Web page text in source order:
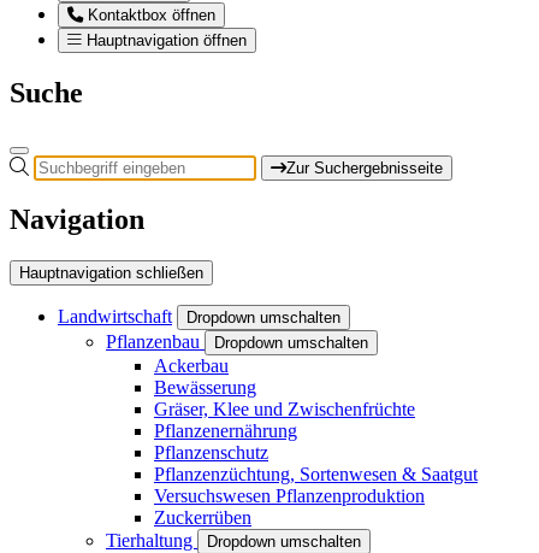
Kontaktbox öffnen
Hauptnavigation öffnen
Suche
Zur Suchergebnisseite
Navigation
Hauptnavigation schließen
Landwirtschaft Dropdown umschalten
Pflanzenbau Dropdown umschalten
Ackerbau
Bewässerung
Gräser, Klee und Zwischenfrüchte
Pflanzenernährung
Pflanzenschutz
Pflanzenzüchtung, Sortenwesen & Saatgut
Versuchswesen Pflanzenproduktion
Zuckerrüben
Tierhaltung
Dropdown umschalten